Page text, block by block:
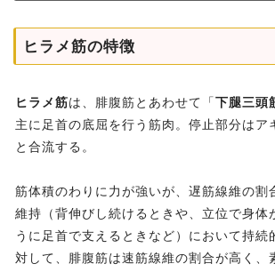
ヒラメ筋の特徴
ヒラメ筋は、腓腹筋とあわせて「下腿三頭
主に足首の底屈を行う筋肉。停止部分はア
と合流する。
筋体積のわりに力が強いが、遅筋線維の割
維持（背伸びし続けるときや、立位で身体
うに足首で支えるときなど）において持続
対して、腓腹筋は速筋線維の割合が高く、